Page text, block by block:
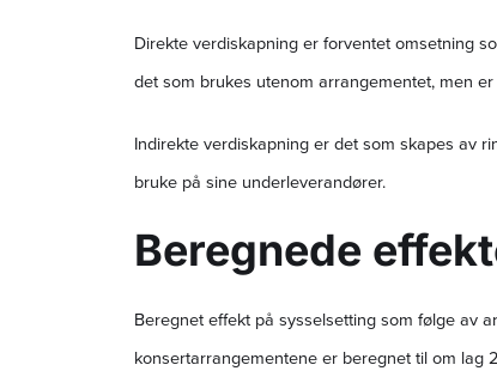
Direkte verdiskapning er forventet omsetning
det som brukes utenom arrangementet, men
Indirekte verdiskapning er det som skapes av
bruke på sine underleverandører.
Beregnede
Beregnet effekt på sysselsetting som følge av
konsertarrangementene er beregnet til om lag